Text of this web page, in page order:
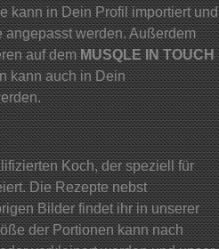
kann in Dein Profil importiert und
werden. Außerdem
auf demMUSQLE IN TOUCH
kann auch in Dein
Koch, der speziell für
Die Rezepte nebst
Bilder findet ihr in unserer
der Portionen kann nach